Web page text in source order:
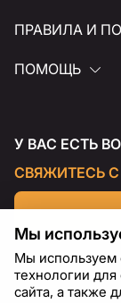
ПРАВИЛА И
ПОМОЩЬ
У ВАС ЕСТЬ
СВЯЖИТЕСЬ
Мы
Мы используем
технологии
сайта, а также